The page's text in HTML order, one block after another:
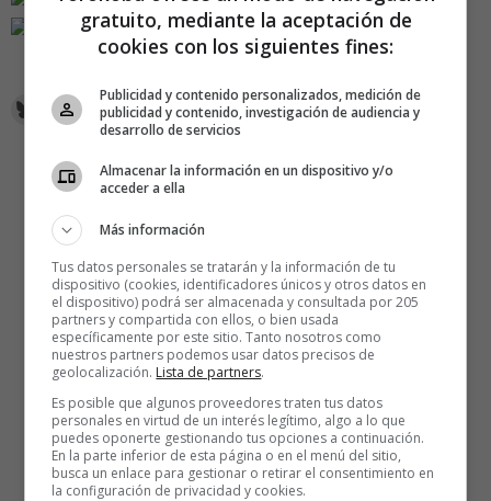
gratuito, mediante la aceptación de
cookies con los siguientes fines:
Publicidad y contenido personalizados, medición de
publicidad y contenido, investigación de audiencia y
desarrollo de servicios
Almacenar la información en un dispositivo y/o
acceder a ella
Más información
Tus datos personales se tratarán y la información de tu
dispositivo (cookies, identificadores únicos y otros datos en
el dispositivo) podrá ser almacenada y consultada por 205
partners y compartida con ellos, o bien usada
específicamente por este sitio. Tanto nosotros como
nuestros partners podemos usar datos precisos de
geolocalización. Lista de partners.
Es posible que algunos proveedores traten tus datos
personales en virtud de un interés legítimo, algo a lo que
puedes oponerte gestionando tus opciones a continuación.
En la parte inferior de esta página o en el menú del sitio,
busca un enlace para gestionar o retirar el consentimiento en
la configuración de privacidad y cookies.